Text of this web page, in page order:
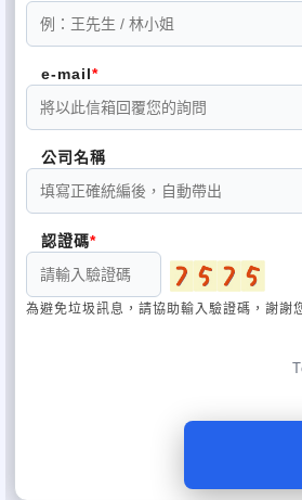
e-mail
公司名稱
認證碼
為避免垃圾訊息，請協助輸入驗證碼，謝謝